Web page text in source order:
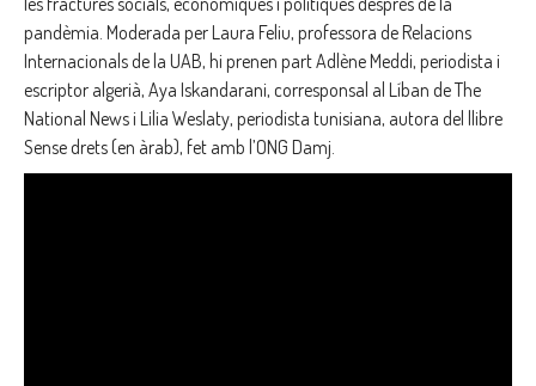
pandèmia. Moderada per Laura Feliu, professora de Relacions
Internacionals de la UAB, hi prenen part Adlène Meddi, periodista i
escriptor algerià, Aya Iskandarani, corresponsal al Líban de The
National News i Lilia Weslaty, periodista tunisiana, autora del llibre
Sense drets (en àrab), fet amb l’ONG Damj.